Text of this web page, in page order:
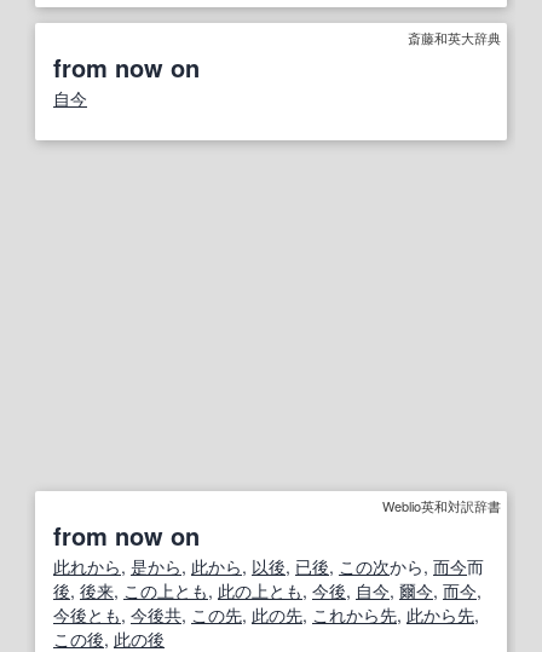
斎藤和英大辞典
from now on
自今
Weblio英和対訳辞書
from now on
此れから, 是から, 此から, 以後, 已後, この次から, 而今而
後, 後来, この上とも, 此の上とも, 今後, 自今, 爾今, 而今,
今後とも, 今後共, この先, 此の先, これから先, 此から先,
この後, 此の後